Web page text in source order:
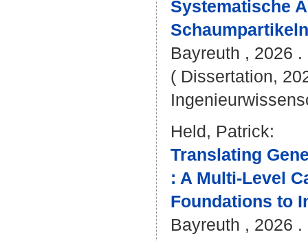
Systematische
Bayreuth , 2026
( Dissertation,
Held, Patrick:
Translating
: A Multi-Level
Foundations to
Bayreuth , 2026